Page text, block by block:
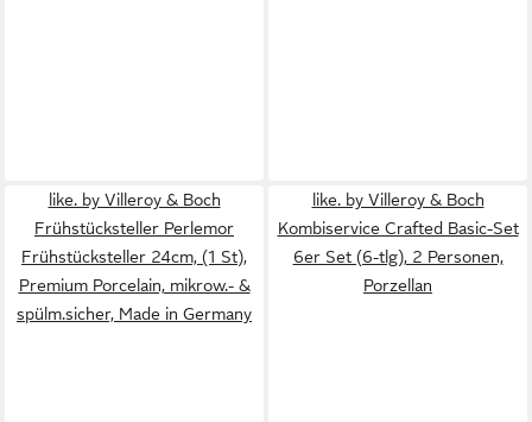
like. by Villeroy & Boch
Frühstücksteller Perlemor
Frühstücksteller 24cm, (1 St),
Premium Porcelain, mikrow.- &
spülm.sicher, Made in Germany
like. by Villeroy & Boch
Kombiservice Crafted Basic-Set
6er Set (6-tlg), 2 Personen,
Porzellan